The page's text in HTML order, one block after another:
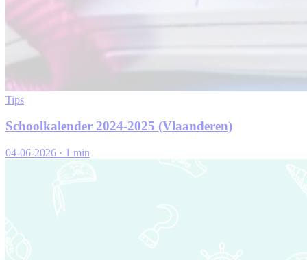
Tips
Schoolkalender 2024-2025 (Vlaanderen)
04-06-2026 · 1 min